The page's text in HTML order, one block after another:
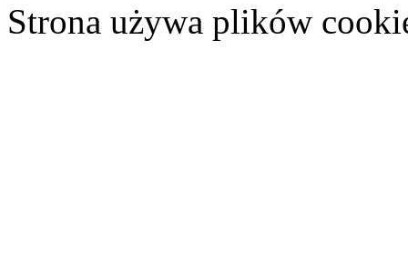
Strona używa plików